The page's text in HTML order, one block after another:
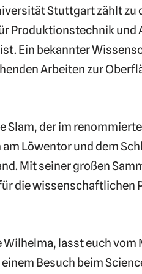
Stuttgart zählt zu
Produktionstechnik
Ein bekannter
Arbeiten zur
Slam, der im
Löwentor und dem
Mit seiner großen
die wissenschaftlichen
lasst euch vom
Besuch beim